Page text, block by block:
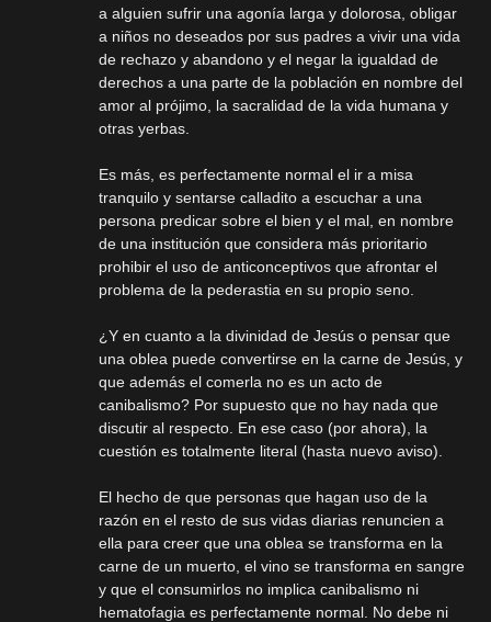
a alguien sufrir una agonía larga y dolorosa, obligar
a niños no deseados por sus padres a vivir una vida
de rechazo y abandono y el negar la igualdad de
derechos a una parte de la población en nombre del
amor al prójimo, la sacralidad de la vida humana y
otras yerbas.
Es más, es perfectamente normal el ir a misa
tranquilo y sentarse calladito a escuchar a una
persona predicar sobre el bien y el mal, en nombre
de una institución que considera más prioritario
prohibir el uso de anticonceptivos que afrontar el
problema de la pederastia en su propio seno.
¿Y en cuanto a la divinidad de Jesús o pensar que
una oblea puede convertirse en la carne de Jesús, y
que además el comerla no es un acto de
canibalismo? Por supuesto que no hay nada que
discutir al respecto. En ese caso (por ahora), la
cuestión es totalmente literal (hasta nuevo aviso).
El hecho de que personas que hagan uso de la
razón en el resto de sus vidas diarias renuncien a
ella para creer que una oblea se transforma en la
carne de un muerto, el vino se transforma en sangre
y que el consumirlos no implica canibalismo ni
hematofagia es perfectamente normal. No debe ni